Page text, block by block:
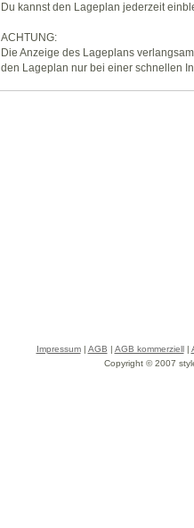
Du kannst den Lageplan jederzeit
ACHTUNG:
Die Anzeige des Lageplans
den Lageplan nur bei einer schnellen
Impressum| AGB | AGB kommerziell|
Copyright © 2007